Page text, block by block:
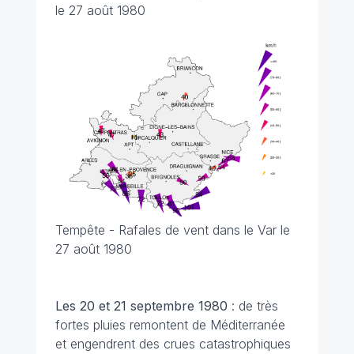
le 27 août 1980
Tempête - Rafales de vent dans le Var le
27 août 1980
Les 20 et 21 septembre 1980 : de très
fortes pluies remontent de Méditerranée
et engendrent des crues catastrophiques